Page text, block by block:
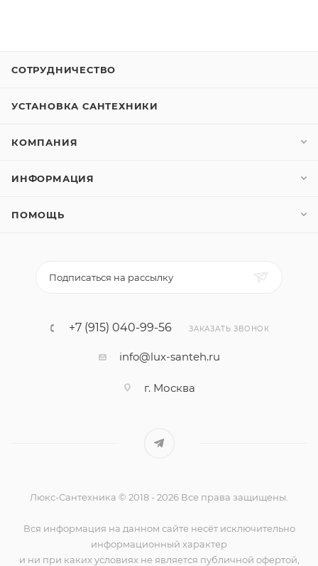
СОТРУДНИЧЕСТВО
УСТАНОВКА САНТЕХНИКИ
КОМПАНИЯ
ИНФОРМАЦИЯ
ПОМОЩЬ
Подписаться на рассылку
+7 (915) 040-99-56 ЗАКАЗАТЬ ЗВОНОК
info@lux-santeh.ru
г. Москва
Люкс-Сантехника © 2018 - 2026 Все права защищены.
Вся информация на данном сайте несёт исключительно
информационный характер
и ни при каких условиях не является публичной офертой,